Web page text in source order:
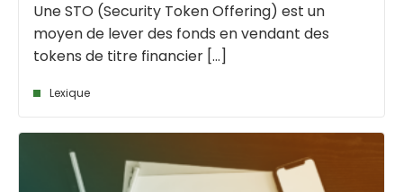
Une STO (Security Token Offering) est un
moyen de lever des fonds en vendant des
tokens de titre financier [...]
Lexique